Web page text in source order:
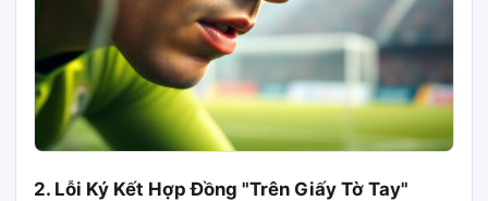
2. Lỗi Ký Kết Hợp Đồng "Trên Giấy Tờ Tay"